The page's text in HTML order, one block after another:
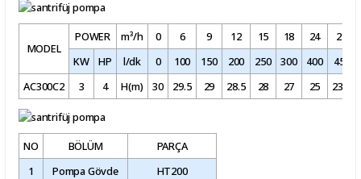
MODEL
POWER m³/h 0 6 9 12 15 18 24
27
KW
HP l/dk 0 100 150 200 250 300 400 450
AC300C2
3 4 H(m) 30 29.5 29 28.5 28 27 25 23.5
NO BÖLÜM
PARÇA
1
Pompa Gövde
HT200